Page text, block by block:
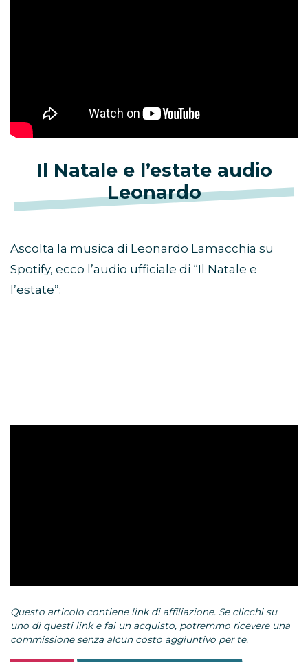
Il Natale e l’estate audio
Leonardo
Ascolta la musica di Leonardo Lamacchia su
Spotify, ecco l’audio ufficiale di “Il Natale e
l’estate”:
Questo articolo contiene link di affiliazione. Se clicchi su
uno di questi link e fai un acquisto, potremmo ricevere una
commissione senza alcun costo aggiuntivo per te.